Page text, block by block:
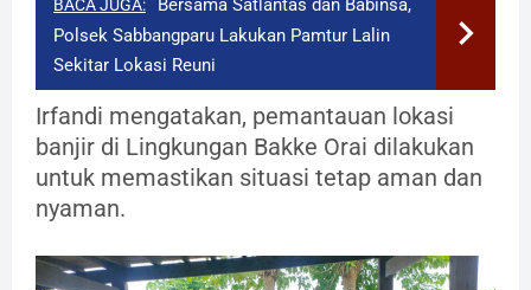
BACA JUGA:
Polsek Sabbangparu Lakukan Pamtur Lalin
Sekitar Lokasi Reuni
Irfandi mengatakan, pemantauan lokasi
banjir di Lingkungan Bakke Orai dilakukan
untuk memastikan situasi tetap aman dan
nyaman.